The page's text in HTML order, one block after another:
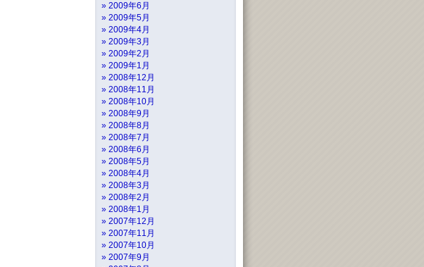
2009年6月
2009年5月
2009年4月
2009年3月
2009年2月
2009年1月
2008年12月
2008年11月
2008年10月
2008年9月
2008年8月
2008年7月
2008年6月
2008年5月
2008年4月
2008年3月
2008年2月
2008年1月
2007年12月
2007年11月
2007年10月
2007年9月